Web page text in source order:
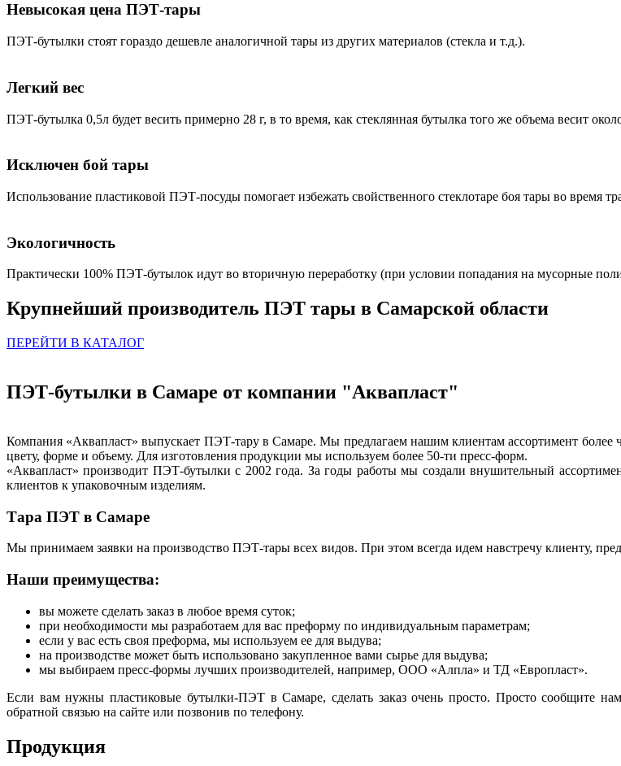
Невысокая цена ПЭТ-тары
ПЭТ-бутылки стоят гораздо дешевле аналогичной тары из других материалов (стекла и т.д.).
Легкий вес
ПЭТ-бутылка 0,5л будет весить примерно 28 г, в то время, как стеклянная бутылка того же объема весит
Исключен бой тары
Использование пластиковой ПЭТ-посуды помогает избежать свойственного стеклотаре боя тары во время
Экологичность
Практически 100% ПЭТ-бутылок идут во вторичную переработку (при условии попадания на мусорные
Крупнейший производитель ПЭТ тары в Самарской области
ПЕРЕЙТИ В КАТАЛОГ
ПЭТ-бутылки в Самаре от компании "Аквапласт"
Компания «Аквапласт» выпускает ПЭТ-тару в Самаре. Мы предлагаем нашим клиентам ассортимент более
цвету, форме и объему. Для изготовления продукции мы используем более 50-ти пресс-форм.
«Аквапласт» производит ПЭТ-бутылки с 2002 года. За годы работы мы создали внушительный
клиентов к упаковочным изделиям.
Тара ПЭТ в Самаре
Мы принимаем заявки на производство ПЭТ-тары всех видов. При этом всегда идем навстречу клиенту,
Наши преимущества:
вы можете сделать заказ в любое время суток;
при необходимости мы разработаем для вас преформу по индивидуальным параметрам;
если у вас есть своя преформа, мы используем ее для выдува;
на производстве может быть использовано закупленное вами сырье для выдува;
мы выбираем пресс-формы лучших производителей, например, ООО «Алпла» и ТД «Европласт».
Если вам нужны пластиковые бутылки-ПЭТ в Самаре, сделать заказ очень просто. Просто сообщите
обратной связью на сайте или позвонив по телефону.
Продукция